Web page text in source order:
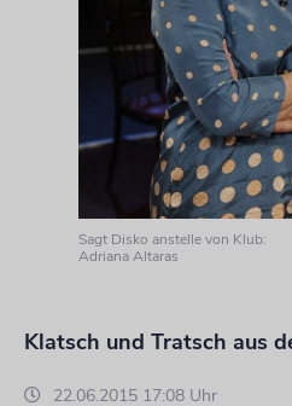
Sagt Disko anstelle von Klub:
Adriana Altaras
Klatsch und Tratsch aus
22.06.2015 17:08 Uhr